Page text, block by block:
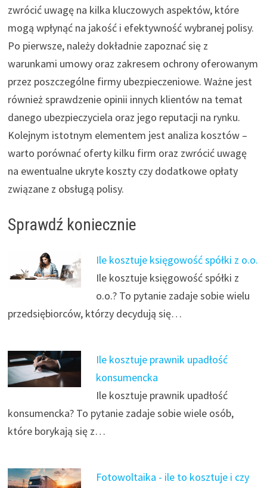
zwrócić uwagę na kilka kluczowych aspektów, które
mogą wpłynąć na jakość i efektywność wybranej polisy.
Po pierwsze, należy dokładnie zapoznać się z
warunkami umowy oraz zakresem ochrony oferowanym
przez poszczególne firmy ubezpieczeniowe. Ważne jest
również sprawdzenie opinii innych klientów na temat
danego ubezpieczyciela oraz jego reputacji na rynku.
Kolejnym istotnym elementem jest analiza kosztów –
warto porównać oferty kilku firm oraz zwrócić uwagę
na ewentualne ukryte koszty czy dodatkowe opłaty
związane z obsługą polisy.
Sprawdź koniecznie
Ile kosztuje księgowość spółki z o.o.
Ile kosztuje księgowość spółki z
o.o.? To pytanie zadaje sobie wielu
przedsiębiorców, którzy decydują się…
Ile kosztuje prawnik upadłość
konsumencka
Ile kosztuje prawnik upadłość
konsumencka? To pytanie zadaje sobie wiele osób,
które borykają się z…
Fotowoltaika - ile to kosztuje i czy